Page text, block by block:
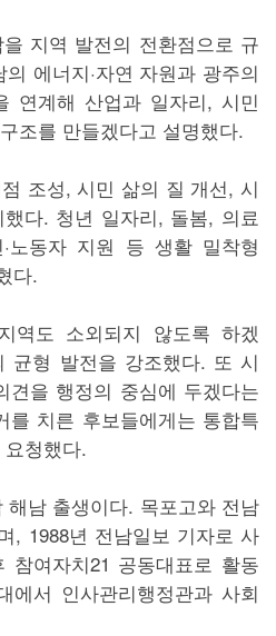
지역 발전의 전환점으로 규
에너지·자연 자원과 광주의
연계해 산업과 일자리, 시민
조를 만들겠다고 설명했다.
조성, 시민 삶의 질 개선, 시
다. 청년 일자리, 돌봄, 의료
·노동자 지원 등 생활 밀착형
다.
역도 소외되지 않도록 하겠
균형 발전을 강조했다. 또 시
견을 행정의 중심에 두겠다는
를 치른 후보들에게는 통합특
청했다.
해남 출생이다. 목포고와 전남
, 1988년 전남일보 기자로 사
참여자치21 공동대표로 활동
에서 인사관리행정관과 사회